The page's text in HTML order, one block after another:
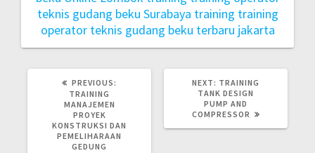
teknis gudang beku Surabaya training training
operator teknis gudang beku terbaru jakarta
PREVIOUS:
TRAINING
MANAJEMEN
PROYEK
KONSTRUKSI DAN
PEMELIHARAAN
GEDUNG
NEXT: TRAINING
TANK DESIGN
PUMP AND
COMPRESSOR